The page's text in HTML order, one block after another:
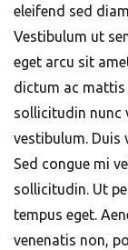
eleifend sed
Vestibulum ut
eget arcu sit
dictum ac mattis
sollicitudin nunc
vestibulum. Duis
Sed congue mi
sollicitudin. Ut
tempus eget.
venenatis non,